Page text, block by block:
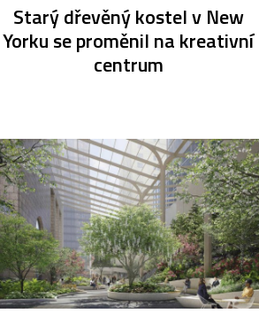
Starý dřevěný kostel v New
Yorku se proměnil na kreativní
centrum